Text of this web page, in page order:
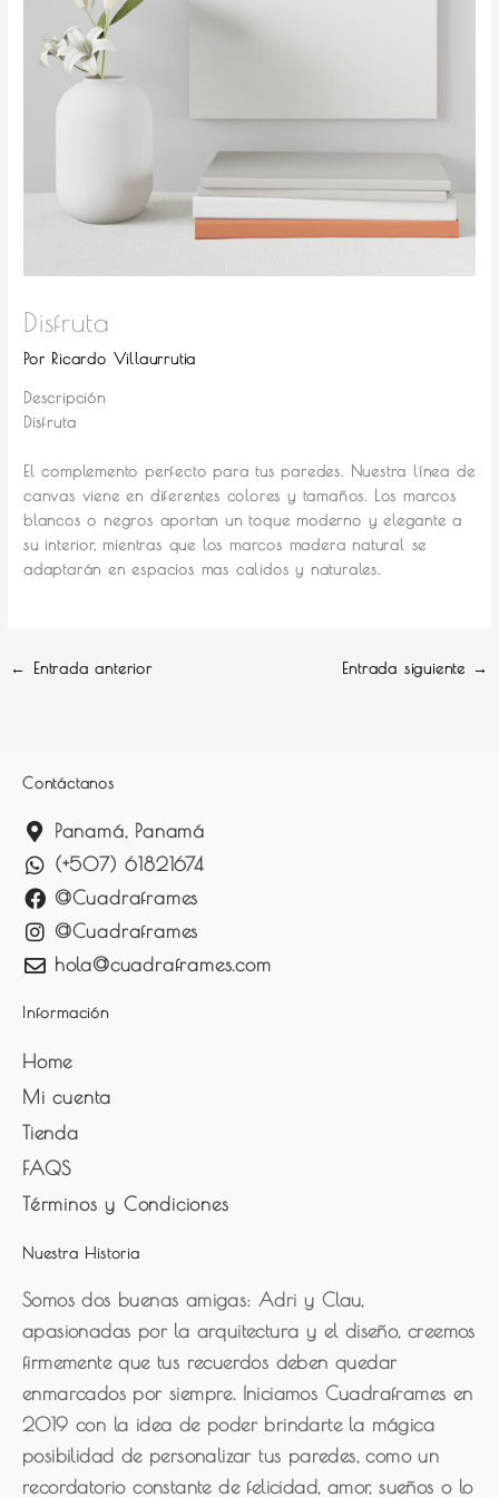
Disfruta
Por Ricardo Villaurrutia
Descripción
Disfruta
El complemento perfecto para tus paredes. Nuestra línea de
canvas viene en diferentes colores y tamaños. Los marcos
blancos o negros aportan un toque moderno y elegante a
su interior, mientras que los marcos madera natural se
adaptarán en espacios mas calidos y naturales.
← Entrada anterior Entrada siguiente →
Contáctanos
Panamá, Panamá
(+507) 61821674
@Cuadraframes
@Cuadraframes
hola@cuadraframes.com
Información
Home
Mi cuenta
Tienda
FAQS
Términos y Condiciones
Nuestra Historia
Somos dos buenas amigas: Adri y Clau,
apasionadas por la arquitectura y el diseño, creemos
firmemente que tus recuerdos deben quedar
enmarcados por siempre. Iniciamos Cuadraframes en
2019 con la idea de poder brindarte la mágica
posibilidad de personalizar tus paredes, como un
recordatorio constante de felicidad, amor, sueños o lo